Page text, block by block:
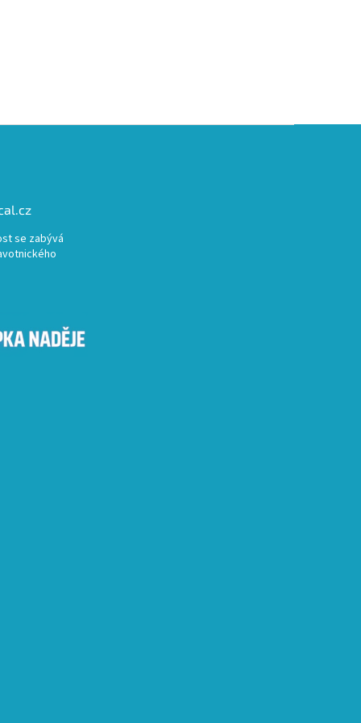
se zabývá